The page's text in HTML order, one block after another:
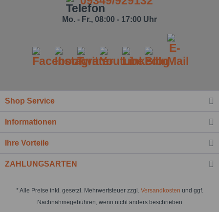
Ich habe dieDatenschutzbestimmungzur Kenntnis
Mo. - Fr., 08:00 - 17:00 Uhr
Shop Service
Informationen
Ihre Vorteile
ZAHLUNGSARTEN
* Alle Preise inkl. gesetzl. Mehrwertsteuer zzgl. Versandkosten und ggf.
Nachnahmegebühren, wenn nicht anders beschrieben